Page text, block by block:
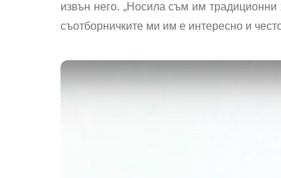
извън него. „Носила съм им
съотборничките ми им е интересно и